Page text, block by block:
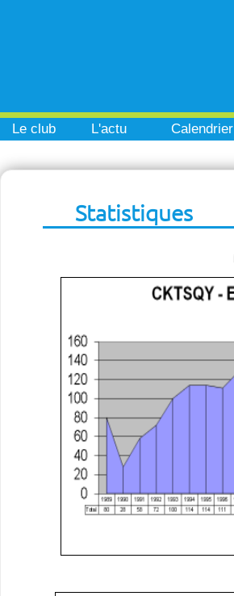
Le club L'actu Calendrier
Statistiques